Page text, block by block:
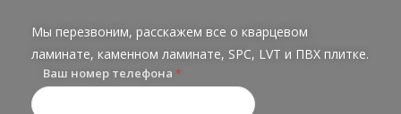
Мы перезвоним, расскажем все о кварцевом
ламинате, каменном ламинате, SPC, LVT и ПВХ плитке.
Ваш номер телефона *